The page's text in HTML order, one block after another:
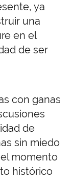
ya
una
en el
de ser
con ganas
de
sin miedo
momento
histórico